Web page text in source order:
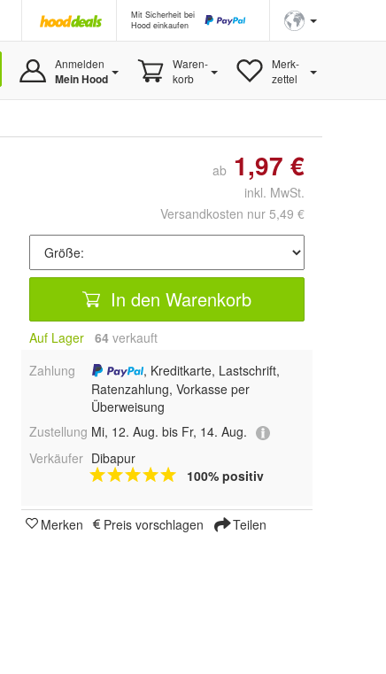
Mit Sicherheit bei
Hood einkaufen
Anmelden
Mein Hood
Waren-
korb
Merk-
zettel
ab 1,97 €
inkl. MwSt.
Versandkosten nur 5,49 €
In den Warenkorb
Auf Lager 64 verkauft
Zahlung
, Kreditkarte, Lastschrift,
Ratenzahlung, Vorkasse per
Überweisung
Zustellung Mi, 12. Aug. bis Fr, 14. Aug.
Verkäufer Dibapur
100% positiv
Merken Preis vorschlagen Teilen